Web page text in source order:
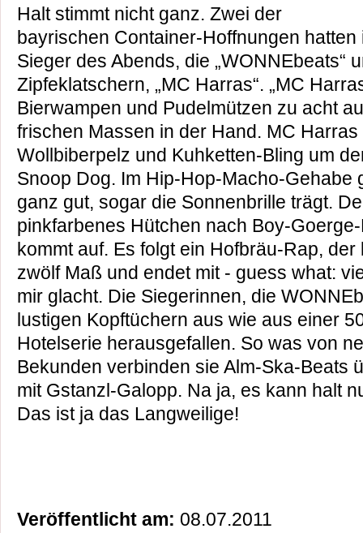
Halt stimmt nicht ganz. Zwei der
bayrischen Container-Hoffnungen
Sieger des Abends, die „WONNEbeats“
Zipfeklatschern, „MC Harras“. „MC
Bierwampen und Pudelmützen zu acht
frischen Massen in der Hand. MC
Wollbiberpelz und Kuhketten-Bling um
Snoop Dog. Im Hip-Hop-Macho-Gehabe
ganz gut, sogar die Sonnenbrille trägt.
pinkfarbenes Hütchen nach Boy-
kommt auf. Es folgt ein Hofbräu-Rap,
zwölf Maß und endet mit - guess what:
mir glacht. Die Siegerinnen, die
lustigen Kopftüchern aus wie aus einer
Hotelserie herausgefallen. So was von
Bekunden verbinden sie Alm-Ska-Beats
mit Gstanzl-Galopp. Na ja, es kann halt
Das ist ja das Langweilige!
Veröffentlicht am: 08.07.2011